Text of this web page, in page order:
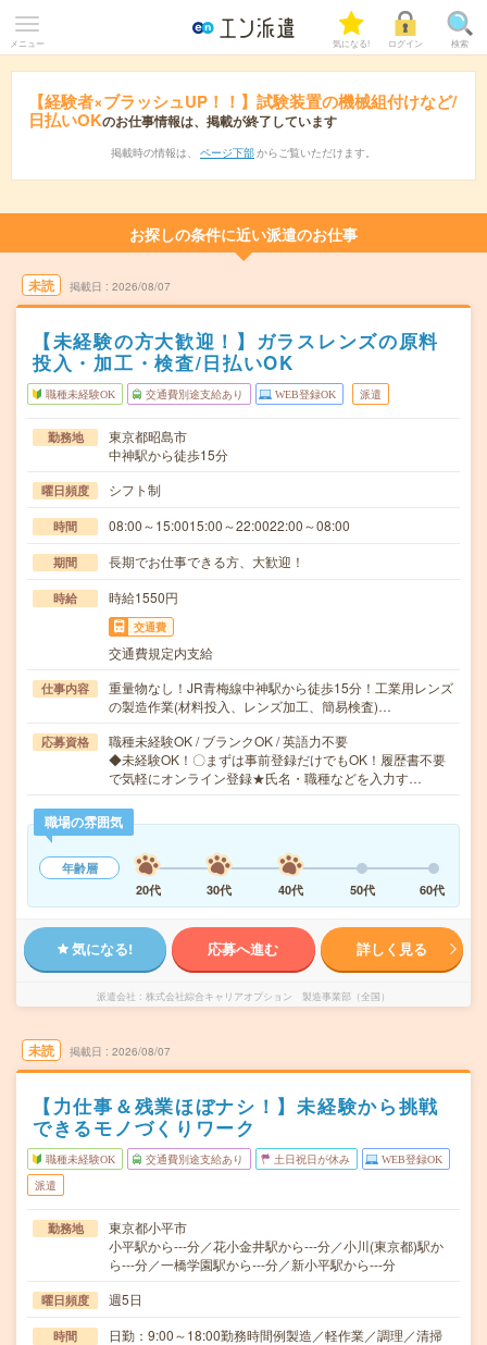
メニュー 気になる! ログイン 検索
【経験者×ブラッシュUP！！】試験装置の機械組付けなど/
日払いOKのお仕事情報は、掲載が終了しています
掲載時の情報は、 ページ下部 からご覧いただけます。
お探しの条件に近い派遣のお仕事
未読 掲載日 2026/08/07
【未経験の方大歓迎！】ガラスレンズの原料
投入・加工・検査/日払いOK
職種未経験OK 交通費別途支給あり WEB登録OK 派遣
勤務地
東京都昭島市
中神駅から徒歩15分
曜日頻度 シフト制
時間 08:00～15:0015:00～22:0022:00～08:00
期間 長期でお仕事できる方、大歓迎！
時給 時給1550円
交通費
交通費規定内支給
仕事内容
重量物なし！JR青梅線中神駅から徒歩15分！工業用レンズ
の製造作業(材料投入、レンズ加工、簡易検査)…
応募資格
職種未経験OK / ブランクOK / 英語力不要
◆未経験OK！〇まずは事前登録だけでもOK！履歴書不要
で気軽にオンライン登録★氏名・職種などを入力す…
職場の雰囲気
年齢層
20代
30代 40代 50代 60代
気になる! 応募へ進む 詳しく見る
派遣会社 株式会社綜合キャリアオプション 製造事業部（全国）
未読 掲載日 2026/08/07
【力仕事＆残業ほぼナシ！】未経験から挑戦
できるモノづくりワーク
職種未経験OK 交通費別途支給あり 土日祝日が休み WEB登録OK
派遣
勤務地
東京都小平市
小平駅から---分／花小金井駅から---分／小川(東京都)駅か
ら---分／一橋学園駅から---分／新小平駅から---分
曜日頻度 週5日
時間 日勤：9:00～18:00勤務時間例製造／軽作業／調理／清掃